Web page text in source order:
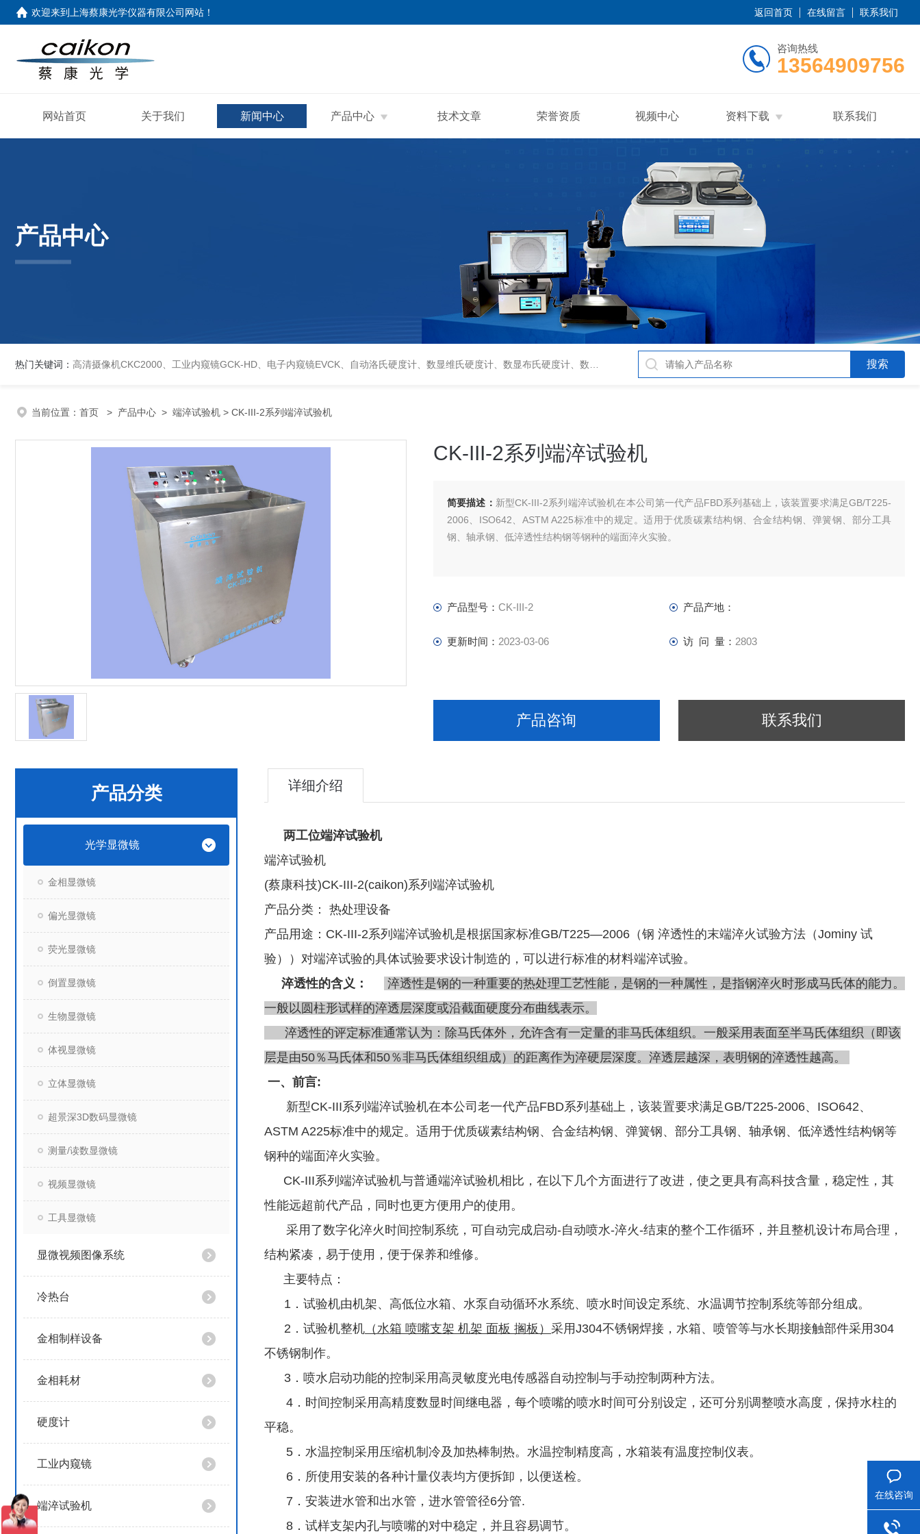
欢迎来到 上海蔡康光学仪器有限公司网站 ！ 返回首页 在线留言 联系我们
咨询热线
13564909756
网站首页 关于我们 新闻中心 产品中心 技术文章 荣誉资质 视频中心 资料下载 联系我们
产品中心
热门关键词： 高清摄像机CKC2000、工业内窥镜GCK-HD、电子内窥镜EVCK、自动洛氏硬度计、数显维氏硬度计、数显布氏硬度计、数显维氏硬度计、液晶自动淬火试验机CK-IV-2、倒置金相显微镜DMM-480C、透反射偏光显微镜XPF-550C、倒置生物显微镜XDS-800C、荧光显微镜DFM-66C、体视显微镜XTL-3400C、金相抛光机PG-2A、金相预磨机YM-2A、金相切割机QG-4A、金相镶嵌机XQ-1、自动金相磨抛机YMPZ-2、金相磨平机MPJ-25
当前位置： 首页 > 产品中心 > 端淬试验机 > CK-III-2系列端淬试验机
CK-III-2系列端淬试验机
简要描述： 新型CK-III-2系列端淬试验机在本公司第一代产品FBD系列基础上，该装置要求满足GB/T225-
2006、ISO642、ASTM A225标准中的规定。适用于优质碳素结构钢、合金结构钢、弹簧钢、部分工具
钢、轴承钢、低淬透性结构钢等钢种的端面淬火实验。
产品型号： CK-III-2 产品产地：
更新时间： 2023-03-06 访 问 量： 2803
产品咨询 联系我们
产品分类
光学显微镜
金相显微镜
偏光显微镜
荧光显微镜
倒置显微镜
生物显微镜
体视显微镜
立体显微镜
超景深3D数码显微镜
测量/读数显微镜
视频显微镜
工具显微镜
显微视频图像系统
冷热台
金相制样设备
金相耗材
硬度计
工业内窥镜
端淬试验机
详细介绍
两工位端淬试验机
端淬试验机
(蔡康科技)CK-III-2(caikon)系列端淬试验机
产品分类： 热处理设备
产品用途：CK-III-2系列端淬试验机是根据国家标准GB/T225—2006（钢 淬透性的末端淬火试验方法（Jominy 试
验））对端淬试验的具体试验要求设计制造的，可以进行标准的材料端淬试验。
淬透性的含义：
淬透性是钢的一种重要的热处理工艺性能，是钢的一种属性，是指钢淬火时形成马氏体的能力。
一般以圆柱形试样的淬透层深度或沿截面硬度分布曲线表示。
淬透性的评定标准通常认为：除马氏体外，允许含有一定量的非马氏体组织。一般采用表面至半马氏体组织（即该
层是由50％马氏体和50％非马氏体组织组成）的距离作为淬硬层深度。淬透层越深，表明钢的淬透性越高。
一、前言:
新型CK-III系列端淬试验机在本公司老一代产品FBD系列基础上，该装置要求满足GB/T225-2006、ISO642、
ASTM A225标准中的规定。适用于优质碳素结构钢、合金结构钢、弹簧钢、部分工具钢、轴承钢、低淬透性结构钢等
钢种的端面淬火实验。
CK-III系列端淬试验机与普通端淬试验机相比，在以下几个方面进行了改进，使之更具有高科技含量，稳定性，其
性能远超前代产品，同时也更方便用户的使用。
采用了数字化淬火时间控制系统，可自动完成启动-自动喷水-淬火-结束的整个工作循环，并且整机设计布局合理，
结构紧凑，易于使用，便于保养和维修。
主要特点：
1．试验机由机架、高低位水箱、水泵自动循环水系统、喷水时间设定系统、水温调节控制系统等部分组成。
2．试验机整机 （水箱 喷嘴支架 机架 面板 搁板） 采用J304不锈钢焊接，水箱、喷管等与水长期接触部件采用304
不锈钢制作。
3．喷水启动功能的控制采用高灵敏度光电传感器自动控制与手动控制两种方法。
4．时间控制采用高精度数显时间继电器，每个喷嘴的喷水时间可分别设定，还可分别调整喷水高度，保持水柱的
平稳。
5．水温控制采用压缩机制冷及加热棒制热。水温控制精度高，水箱装有温度控制仪表。
6．所使用安装的各种计量仪表均方便拆卸，以便送检。
7．安装进水管和出水管，进水管管径6分管.
8．试样支架内孔与喷嘴的对中稳定，并且容易调节。
在线咨询